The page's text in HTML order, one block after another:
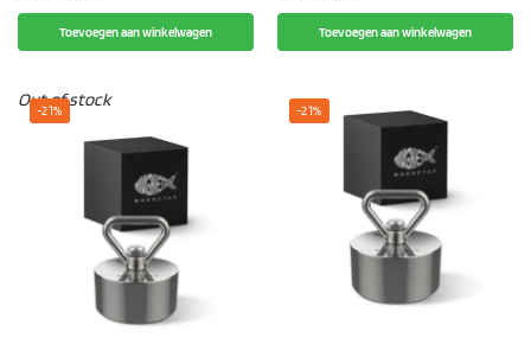
Toevoegen aan winkelwagen Toevoegen aan winkelwagen
-21%
Out of stock -21%